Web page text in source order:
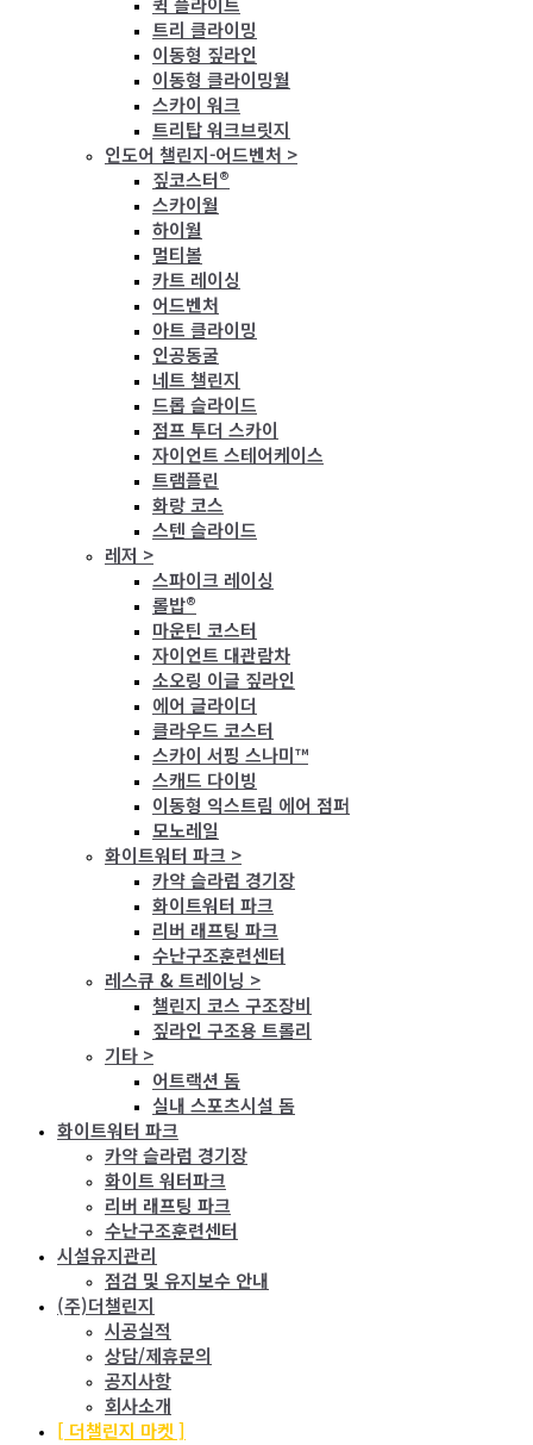
트리 클라이밍
이동형 짚라인
이동형 클라이밍월
스카이 워크
트리탑 워크브릿지
인도어 챌린지-어드벤처 >
짚코스터®
스카이월
하이월
멀티볼
카트 레이싱
어드벤처
아트 클라이밍
인공동굴
네트 챌린지
드롭 슬라이드
점프 투더 스카이
자이언트 스테어케이스
트램플린
화랑 코스
스텐 슬라이드
레저 >
스파이크 레이싱
롤밥®
마운틴 코스터
자이언트 대관람차
소오링 이글 짚라인
에어 글라이더
클라우드 코스터
스카이 서핑 스나미™
스캐드 다이빙
이동형 익스트림 에어 점퍼
모노레일
화이트워터 파크 >
카약 슬라럼 경기장
화이트워터 파크
리버 래프팅 파크
수난구조훈련센터
레스큐 & 트레이닝 >
챌린지 코스 구조장비
짚라인 구조용 트롤리
기타 >
어트랙션 돔
실내 스포츠시설 돔
화이트워터 파크
카약 슬라럼 경기장
화이트 워터파크
리버 래프팅 파크
수난구조훈련센터
시설유지관리
점검 및 유지보수 안내
(주)더챌린지
시공실적
상담/제휴문의
공지사항
회사소개
[ 더챌린지 마켓 ]